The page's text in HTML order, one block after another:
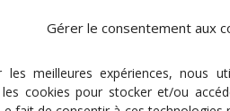
Gérer le consentement aux
les meilleures expériences, nous
cookies pour stocker et/ou